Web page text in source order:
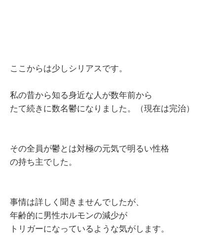
ここからは少しシリアスです。
私の昔から知る身近な人が数年前から
たて続きに数名鬱になりました。（現在は完治）
その全員が鬱とは対極の元気で明るい性格
の持ち主でした。
事情は詳しく聞きませんでしたが、
年齢的に男性ホルモンの減少が
トリガーになっているような気がします。